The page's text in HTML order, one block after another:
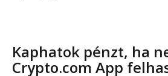
Kaphatok pénzt, ha
Crypto.com App